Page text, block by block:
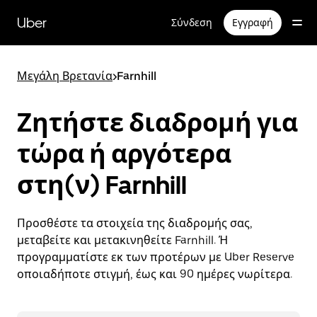
κύριο
περιεχόμενο
Uber Σύνδεση Εγγραφή
Μεγάλη Βρετανία>Farnhill
Ζητήστε διαδρομή για
τώρα ή αργότερα
στη(ν) Farnhill
Προσθέστε τα στοιχεία της διαδρομής σας,
μεταβείτε και μετακινηθείτε Farnhill. Ή
προγραμματίστε εκ των προτέρων με Uber Reserve
οποιαδήποτε στιγμή, έως και 90 ημέρες νωρίτερα.